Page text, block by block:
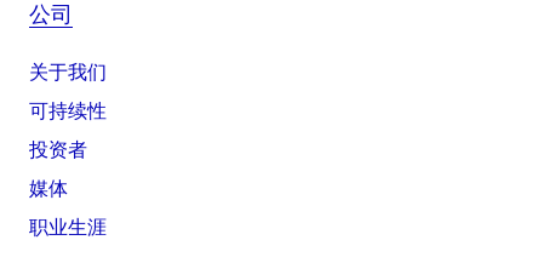
公司
关于我们
可持续性
投资者
媒体
职业生涯